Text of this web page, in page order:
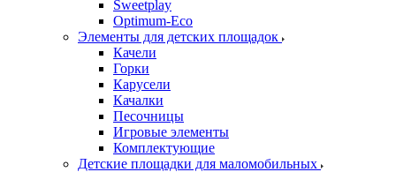
Sweetplay
Оptimum-Еco
Элементы для детских площадок
Качели
Горки
Карусели
Качалки
Песочницы
Игровые элементы
Комплектующие
Детские площадки для маломобильных